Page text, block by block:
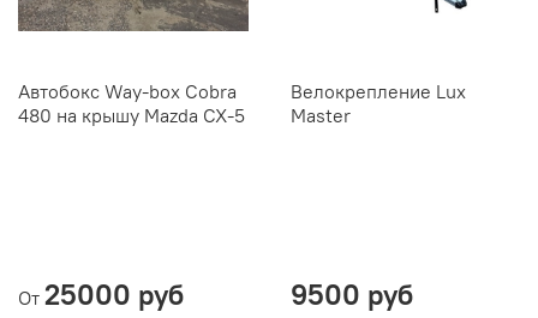
Автобокс Way-box Cobra
480 на крышу Mazda CX-5
От 25000 руб
Велокрепление Lux
Master
9500 руб